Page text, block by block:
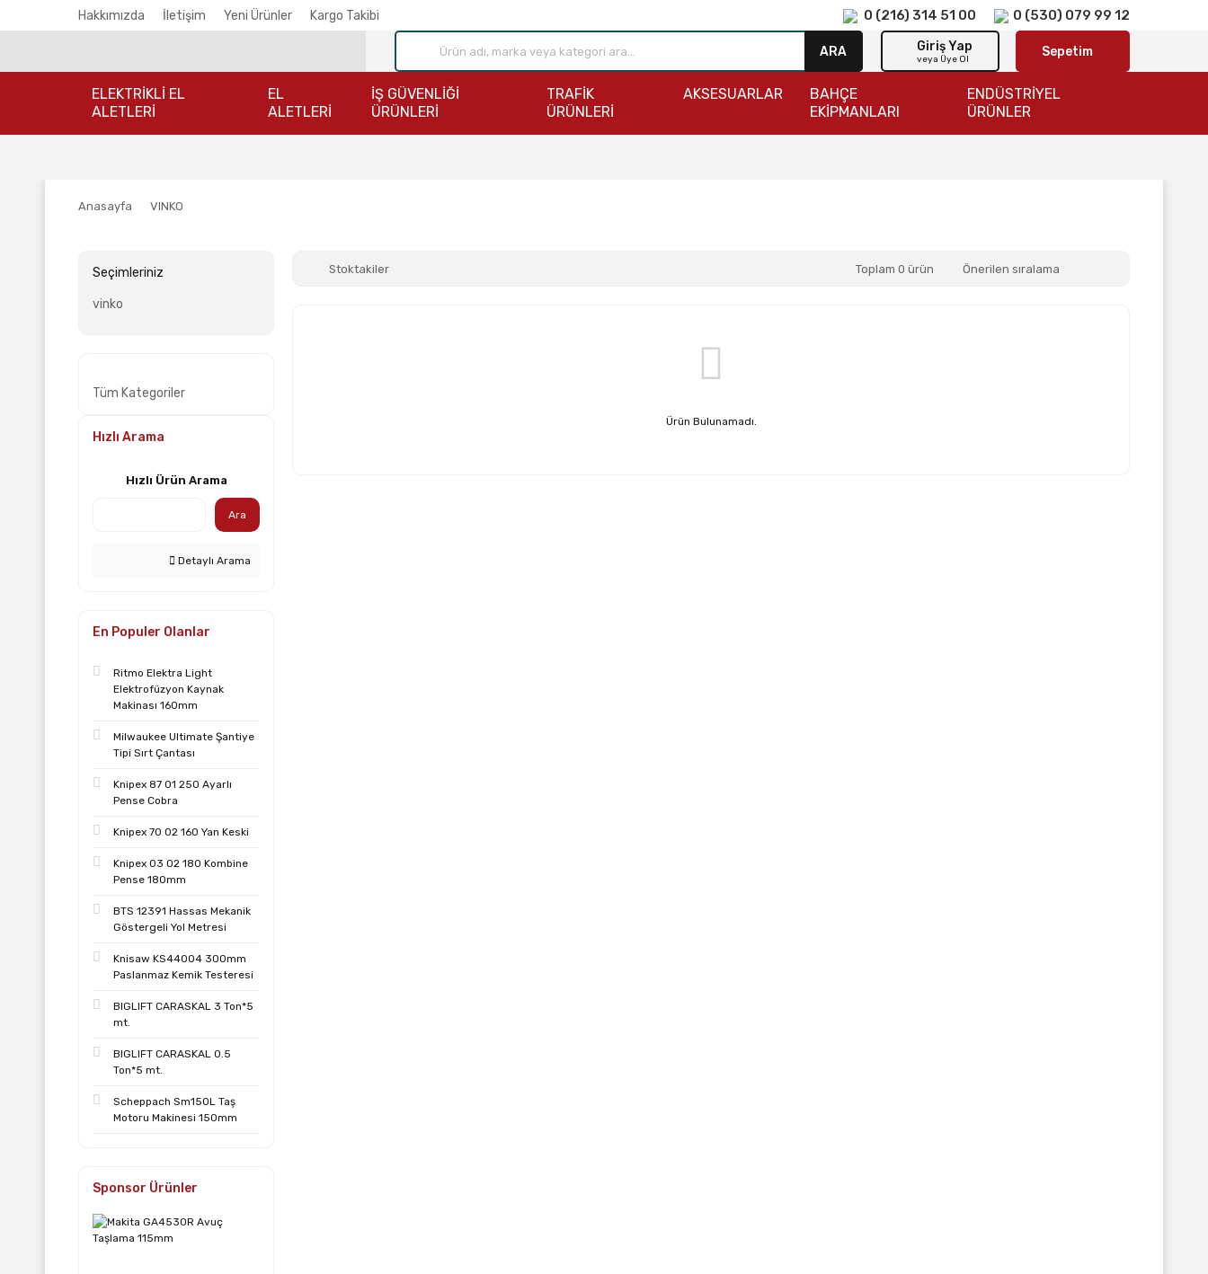
Hakkımızda İletişim Yeni Ürünler Kargo Takibi 0 (216) 314 51 00 0 (530) 079 99 12
ARA Giriş Yap
veya Üye Ol Sepetim
ELEKTRİKLİ EL
ALETLERİ
EL
ALETLERİ
İŞ GÜVENLİĞİ
ÜRÜNLERİ
TRAFİK
ÜRÜNLERİ
AKSESUARLAR
BAHÇE
EKİPMANLARI
ENDÜSTRİYEL
ÜRÜNLER
Anasayfa VINKO
Seçimleriniz
vinko
Tüm Kategoriler
Hızlı Arama
Hızlı Ürün Arama
Ara
Detaylı Arama
En Populer Olanlar
Ritmo Elektra Light
Elektrofüzyon Kaynak
Makinası 160mm
Milwaukee Ultimate Şantiye
Tipi Sırt Çantası
Knipex 87 01 250 Ayarlı
Pense Cobra
Knipex 70 02 160 Yan Keski
Knipex 03 02 180 Kombine
Pense 180mm
BTS 12391 Hassas Mekanik
Göstergeli Yol Metresi
Knisaw KS44004 300mm
Paslanmaz Kemik Testeresi
BIGLIFT CARASKAL 3 Ton*5
mt.
BIGLIFT CARASKAL 0.5
Ton*5 mt.
Scheppach Sm150L Taş
Motoru Makinesi 150mm
Sponsor Ürünler
Stoktakiler Toplam 0 ürün
Ürün Bulunamadı.